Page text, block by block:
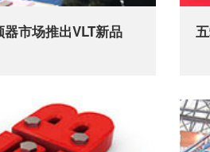
市场推出VLT新品